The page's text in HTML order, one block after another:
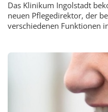
Das Klinikum Ingolstadt
neuen Pflegedirektor, der
verschiedenen Funktionen